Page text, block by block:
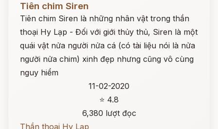
Tiên chim Siren
Tiên chim Siren là những nhân vật trong thần
thoại Hy Lạp - Đối với giới thủy thủ, Siren là một
quái vật nửa người nửa cá (có tài liệu nói là nửa
người nửa chim) xinh đẹp nhưng cũng vô cùng
nguy hiểm
11-02-2020
⭐ 4.8
6,380 lượt đọc
Thần thoại Hy Lạp